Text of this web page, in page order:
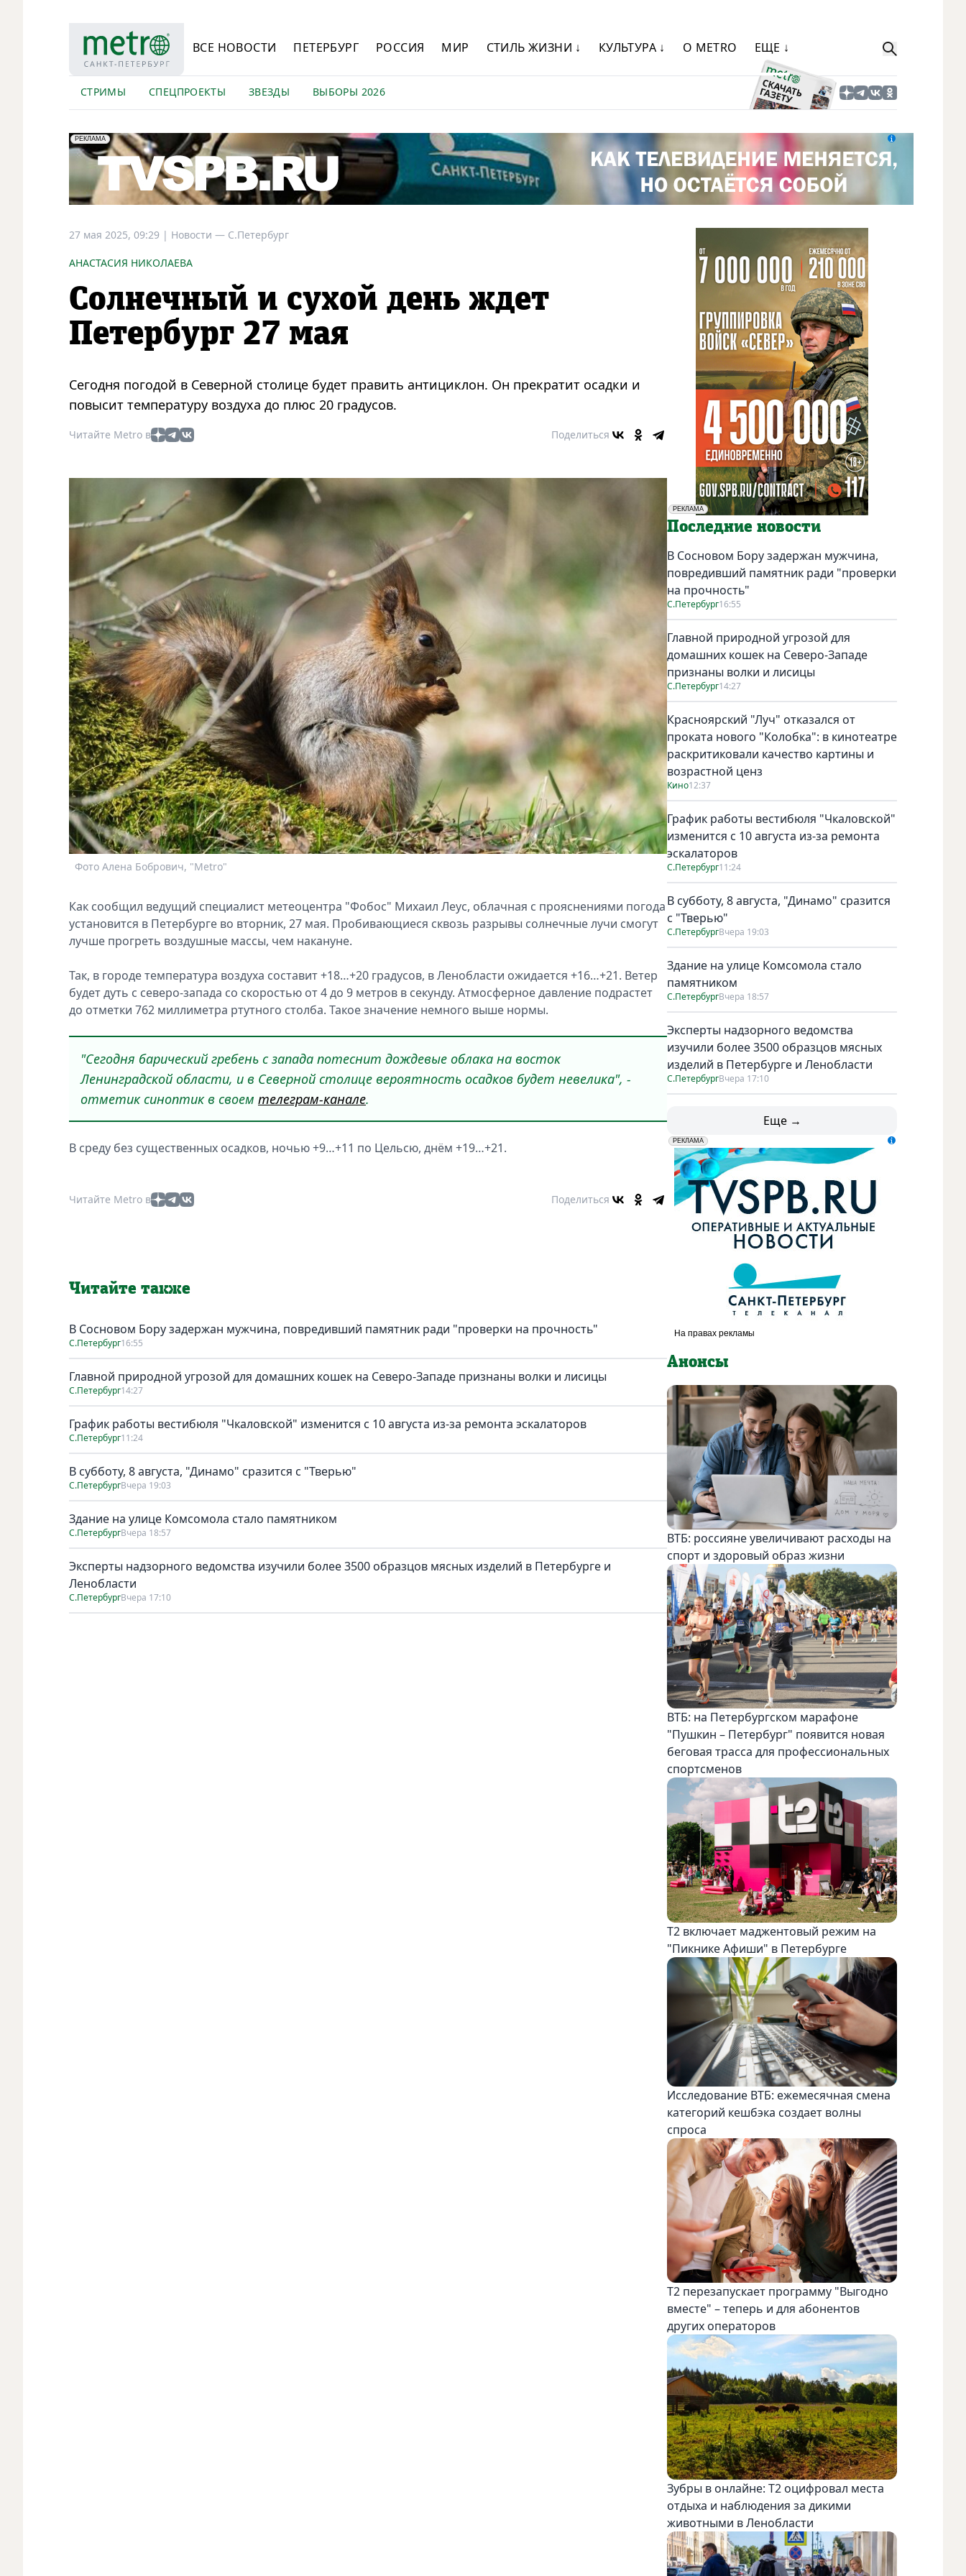
ВСЕ НОВОСТИ ПЕТЕРБУРГ РОССИЯ МИР СТИЛЬ ЖИЗНИ ↓ КУЛЬТУРА ↓ О METRO ЕЩЕ ↓
СТРИМЫ СПЕЦПРОЕКТЫ ЗВЕЗДЫ ВЫБОРЫ 2026
erid: LdtCK5Efv
РЕКЛАМА
АО "ГАТР", ИНН: 7841320717
27 мая 2025, 09:29 | Новости — С.Петербург
АНАСТАСИЯ НИКОЛАЕВА
Солнечный и сухой день ждет
Петербург 27 мая
Сегодня погодой в Северной столице будет править антициклон. Он прекратит осадки и
повысит температуру воздуха до плюс 20 градусов.
Читайте Metro в Поделиться
Фото Алена Бобрович, "Metro"
Как сообщил ведущий специалист метеоцентра "Фобос" Михаил Леус, облачная с прояснениями погода
установится в Петербурге во вторник, 27 мая. Пробивающиеся сквозь разрывы солнечные лучи смогут
лучше прогреть воздушные массы, чем накануне.
Так, в городе температура воздуха составит +18…+20 градусов, в Ленобласти ожидается +16…+21. Ветер
будет дуть с северо-запада со скоростью от 4 до 9 метров в секунду. Атмосферное давление подрастет
до отметки 762 миллиметра ртутного столба. Такое значение немного выше нормы.
"Сегодня барический гребень с запада потеснит дождевые облака на восток
Ленинградской области, и в Северной столице вероятность осадков будет невелика", -
отметик синоптик в своем телеграм-канале.
В среду без существенных осадков, ночью +9…+11 по Цельсю, днём +19…+21.
Читайте Metro в Поделиться
Читайте также
В Сосновом Бору задержан мужчина, повредивший памятник ради "проверки на прочность"
С.Петербург16:55
Главной природной угрозой для домашних кошек на Северо-Западе признаны волки и лисицы
С.Петербург14:27
График работы вестибюля "Чкаловской" изменится с 10 августа из-за ремонта эскалаторов
С.Петербург11:24
В субботу, 8 августа, "Динамо" сразится с "Тверью"
С.ПетербургВчера 19:03
Здание на улице Комсомола стало памятником
С.ПетербургВчера 18:57
Эксперты надзорного ведомства изучили более 3500 образцов мясных изделий в Петербурге и
Ленобласти
С.ПетербургВчера 17:10
РЕКЛАМА
Социальная реклама
Последние новости
В Сосновом Бору задержан мужчина,
повредивший памятник ради "проверки
на прочность"
С.Петербург16:55
Главной природной угрозой для
домашних кошек на Северо-Западе
признаны волки и лисицы
С.Петербург14:27
Красноярский "Луч" отказался от
проката нового "Колобка": в кинотеатре
раскритиковали качество картины и
возрастной ценз
Кино12:37
График работы вестибюля "Чкаловской"
изменится с 10 августа из-за ремонта
эскалаторов
С.Петербург11:24
В субботу, 8 августа, "Динамо" сразится
с "Тверью"
С.ПетербургВчера 19:03
Здание на улице Комсомола стало
памятником
С.ПетербургВчера 18:57
Эксперты надзорного ведомства
изучили более 3500 образцов мясных
изделий в Петербурге и Ленобласти
С.ПетербургВчера 17:10
Еще →
erid: LdtCK5udn
РЕКЛАМА
АО "ГАТР", ИНН: 7841320717
Анонсы
ВТБ: россияне увеличивают расходы на
спорт и здоровый образ жизни
ВТБ: на Петербургском марафоне
"Пушкин – Петербург" появится новая
беговая трасса для профессиональных
спортсменов
Т2 включает маджентовый режим на
"Пикнике Афиши" в Петербурге
Исследование ВТБ: ежемесячная смена
категорий кешбэка создает волны
спроса
Т2 перезапускает программу "Выгодно
вместе" – теперь и для абонентов
других операторов
Зубры в онлайне: Т2 оцифровал места
отдыха и наблюдения за дикими
животными в Ленобласти